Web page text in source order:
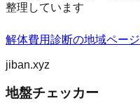
整理しています
解体費用診断の地域ページ
jiban.xyz
地盤チェッカー